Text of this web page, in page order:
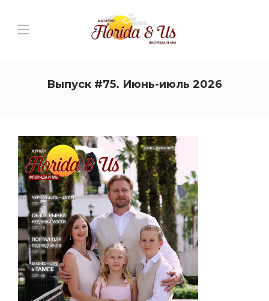
Выпуск #75. Июнь-июль 2026